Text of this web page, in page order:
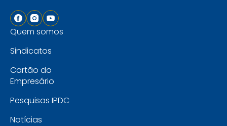
Quem somos
Sindicatos
Cartão do
Empresário
Pesquisas IPDC
Notícias